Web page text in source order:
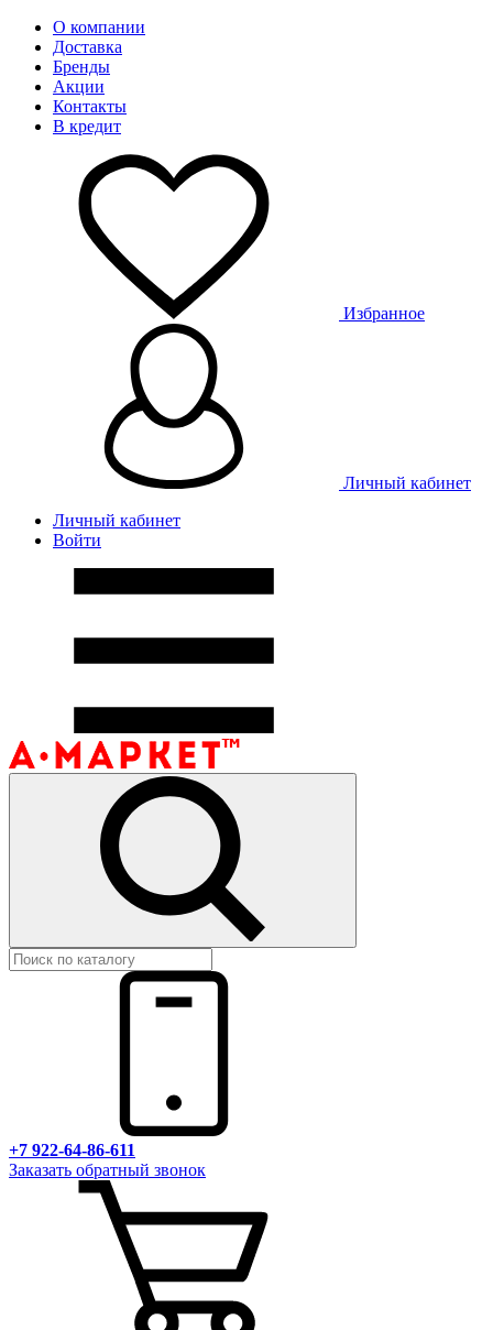
О компании
Доставка
Бренды
Акции
Контакты
В кредит
Избранное
Личный кабинет
Личный кабинет
Войти
+7 922-64-86-611
Заказать обратный звонок